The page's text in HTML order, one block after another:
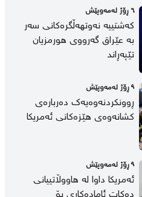
٦ ڕۆژ لەمەوپێش
کەشتییە نەوتهەڵگرەکانی سەر
بە عێراق گەرووی هورمزیان
تێپەڕاند
٩ ڕۆژ لەمەوپێش
ڕوونکردنەوەیەک دەربارەی
کشانەوەی هێزەکانی ئەمریکا
٩ ڕۆژ لەمەوپێش
ئەمریکا داوا لە هاووڵاتییانی